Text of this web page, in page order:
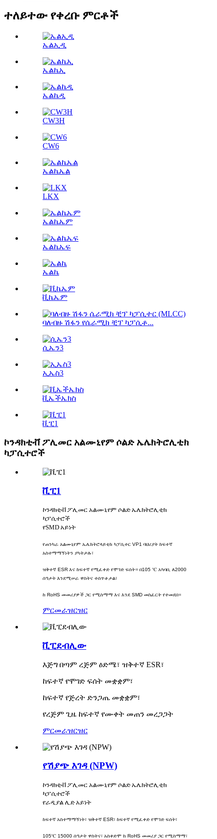
ተለይተው የቀረቡ ምርቶች
ኤልኢዲ
ኤልኬኢ
ኤልኬዲ
CW3H
CW6
ኤልኬኤል
LKX
ኤልኬኤም
ኤልኬኤፍ
ኤልኬ
ቪኬኤም
ባለብዙ ሽፋን የሴራሚክ ቺፕ ካፓሲቶ...
ሲኤን3
ኢኤስ3
ቪኤችኤክስ
ቪፒ1
ኮንዳክቲቭ ፖሊመር አልሙኒየም ሶልድ ኤሌክትሮሊቲክ
ካፓሲተሮች
ቪፒ1
ኮንዳክቲቭ ፖሊመር አልሙኒየም ሶልድ ኤሌክትሮሊቲክ
ካፓሲተሮች
የSMD አይነት
የጠንካራ አልሙኒየም ኤሌክትሮላይቲክ ካፓሲተር VP1 ባህሪያት ከፍተኛ
አስተማማኝነትን ያካትታሉ፣
ዝቅተኛ ESR እና ከፍተኛ የሚፈቀድ የሞገድ ፍሰት። በ105 ℃ አካባቢ ለ2000
ሰዓታት እንደሚሠራ ዋስትና ተሰጥቶታል፣
ከ RoHS መመሪያዎች ጋር የሚስማማ እና እንደ SMD መስፈርት የተመደበ።
ምርመራዝርዝር
ቪፒደብሊው
እጅግ በጣም ረጅም ዕድሜ፣ ዝቅተኛ ESR፣
ከፍተኛ የሞገድ ፍሰት መቋቋም፣
ከፍተኛ የጅረት ድንጋጤ መቋቋም፣
የረጅም ጊዜ ከፍተኛ የሙቀት መጠን መረጋጋት
ምርመራዝርዝር
የሽያጭ እገዳ (NPW)
ኮንዳክቲቭ ፖሊመር አልሙኒየም ሶልድ ኤሌክትሮሊቲክ
ካፓሲተሮች
የራዲያል ሊድ አይነት
ከፍተኛ አስተማማኝነት፣ ዝቅተኛ ESR፣ ከፍተኛ የሚፈቀድ የሞገድ ፍሰት፣
105℃ 15000 ሰዓታት ዋስትና፣ አስቀድሞ ከ RoHS መመሪያ ጋር የሚስማማ፣